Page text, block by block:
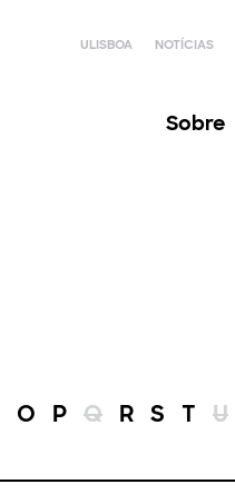
ULISBOA NOTÍCIAS
Sobre
O P Q R S T U